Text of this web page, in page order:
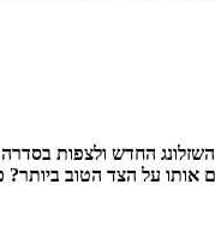
החדש ולצפות
על הצד הטוב ביותר?